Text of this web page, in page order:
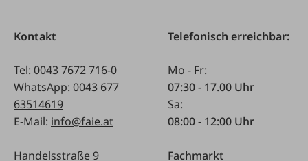
Kontakt
Tel: 0043 7672 716-0
WhatsApp: 0043 677
63514619
E-Mail: info@faie.at
Handelsstraße 9
Telefonisch erreichbar:
Mo - Fr:
07:30 - 17.00 Uhr
Sa:
08:00 - 12:00 Uhr
Fachmarkt